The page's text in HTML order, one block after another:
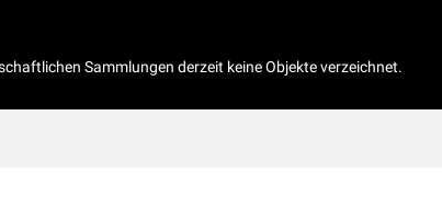
Sammlungen derzeit keine Objekte verzeichnet.